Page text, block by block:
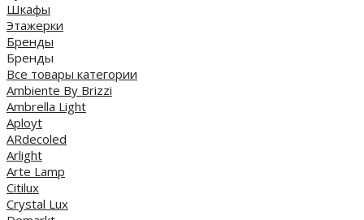
Шкафы
Этажерки
Бренды
Бренды
Все товары категории
Ambiente By Brizzi
Ambrella Light
Aployt
ARdecoled
Arlight
Arte Lamp
Citilux
Crystal Lux